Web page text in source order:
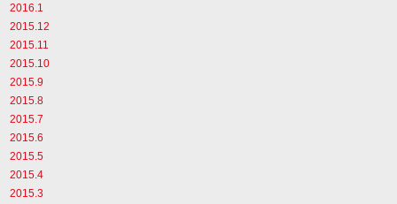
2016.1
2015.12
2015.11
2015.10
2015.9
2015.8
2015.7
2015.6
2015.5
2015.4
2015.3